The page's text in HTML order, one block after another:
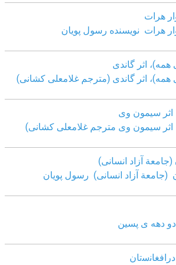
هرات
هرات نویسنده رسول پویان
همه)، اثر گاندی
همه)، اثر گاندی (مترجم غلامعلی کشانی)
اثر سیمون وی
سیمون وی مترجم غلامعلی کشانی)
آزاد انسانی)
آزاد انسانی) رسول پویان
دهه ی پسین